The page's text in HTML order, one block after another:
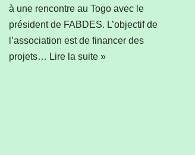
à une rencontre au Togo avec le
président de FABDES. L’objectif de
l’association est de financer des
projets… Lire la suite »